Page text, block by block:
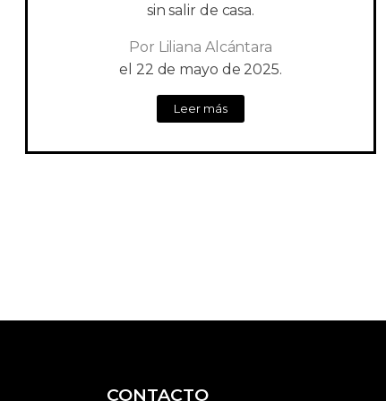
sin salir de casa.
Por Liliana Alcántara
el 22 de mayo de 2025.
Leer más
CONTACTO